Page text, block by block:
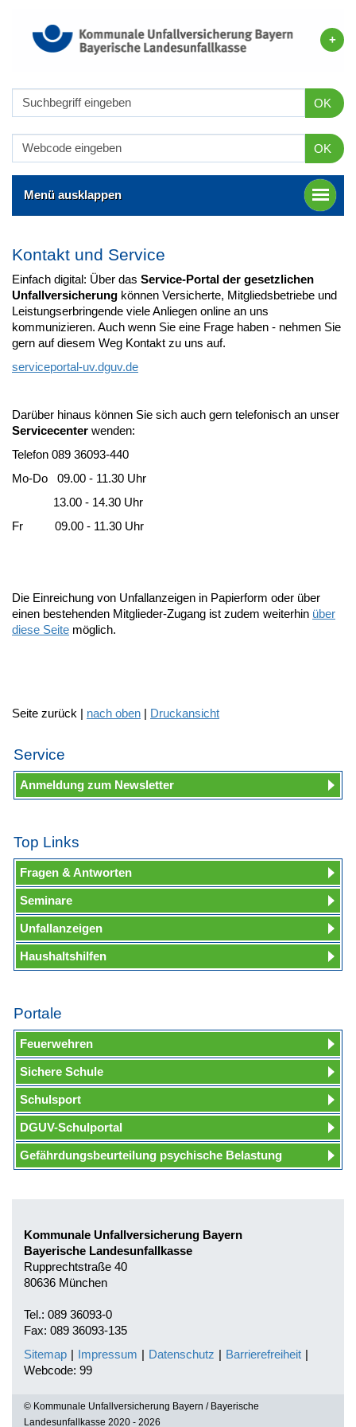
OK
OK
Menü ausklappen
Kontakt und Service
Einfach digital: Über das Service-Portal der gesetzlichen
Unfallversicherung können Versicherte, Mitgliedsbetriebe und
Leistungserbringende viele Anliegen online an uns
kommunizieren. Auch wenn Sie eine Frage haben - nehmen Sie
gern auf diesem Weg Kontakt zu uns auf.
serviceportal-uv.dguv.de
Darüber hinaus können Sie sich auch gern telefonisch an unser
Servicecenter wenden:
Telefon 089 36093-440
Mo-Do 09.00 - 11.30 Uhr
13.00 - 14.30 Uhr
Fr 09.00 - 11.30 Uhr
Die Einreichung von Unfallanzeigen in Papierform oder über
einen bestehenden Mitglieder-Zugang ist zudem weiterhin über
diese Seite möglich.
Seite zurück | nach oben | Druckansicht
Service
Anmeldung zum Newsletter
Top Links
Fragen & Antworten
Seminare
Unfallanzeigen
Haushaltshilfen
Portale
Feuerwehren
Sichere Schule
Schulsport
DGUV-Schulportal
Gefährdungsbeurteilung psychische Belastung
Kommunale Unfallversicherung Bayern
Bayerische Landesunfallkasse
Rupprechtstraße 40
80636 München
Tel.: 089 36093-0
Fax: 089 36093-135
Sitemap | Impressum | Datenschutz | Barrierefreiheit |
Webcode: 99
© Kommunale Unfallversicherung Bayern / Bayerische
Landesunfallkasse 2020 - 2026